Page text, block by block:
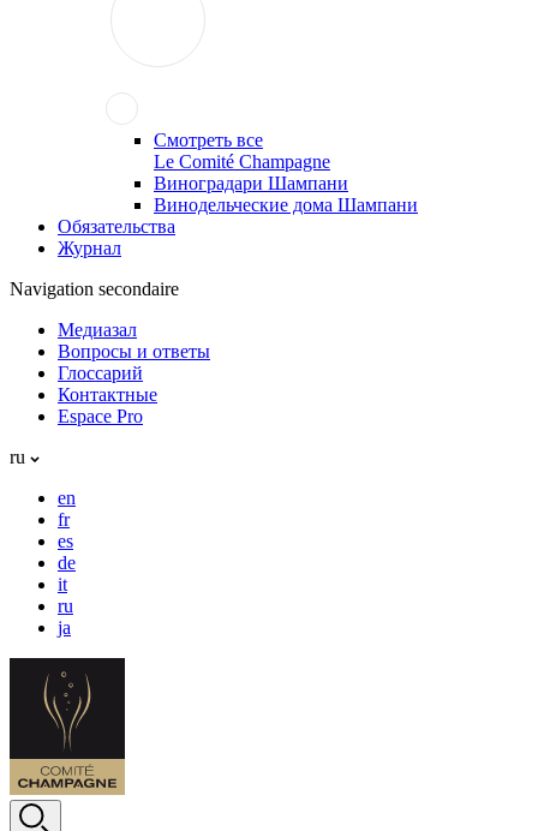
Смотреть все
Le Comité Champagne
Виноградари Шампани
Винодельческие дома Шампани
Обязательства
Журнал
Navigation secondaire
Медиазал
Вопросы и ответы
Глоссарий
Контактные
Espace Pro
ru
en
fr
es
de
it
ru
ja